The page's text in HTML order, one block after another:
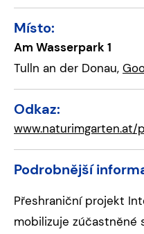
Místo:
Am Wasserpark 1
Tulln an der Donau,
Odkaz:
Podrobnější
Přeshraniční projekt
mobilizuje zúčastněné